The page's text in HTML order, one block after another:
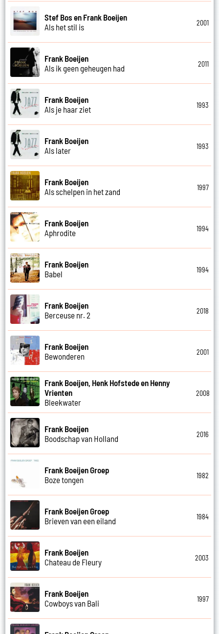
Stef Bos en Frank Boeijen
Als het stil is
2001
Frank Boeijen
Als ik geen geheugen had
2011
Frank Boeijen
Als je haar ziet
1993
Frank Boeijen
Als later
1993
Frank Boeijen
Als schelpen in het zand
1997
Frank Boeijen
Aphrodite
1994
Frank Boeijen
Babel
1994
Frank Boeijen
Berceuse nr. 2
2018
Frank Boeijen
Bewonderen
2001
Frank Boeijen, Henk Hofstede en Henny
Vrienten
Bleekwater
2008
Frank Boeijen
Boodschap van Holland
2016
Frank Boeijen Groep
Boze tongen
1982
Frank Boeijen Groep
Brieven van een eiland
1984
Frank Boeijen
Chateau de Fleury
2003
Frank Boeijen
Cowboys van Bali
1997